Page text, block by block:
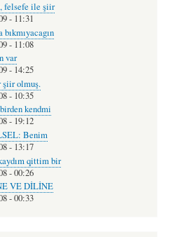
felsefe ile şiir
- 11:31
- 11:08
var
- 14:25
olmuş.
- 10:35
kendmi
- 19:12
Benim
- 13:17
qittim bir
- 00:26
VE DİLİNE
- 00:33